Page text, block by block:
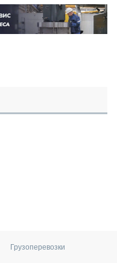
Грузоперевозки